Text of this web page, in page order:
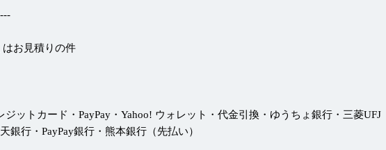
はお見積りの件
ジットカード・PayPay・Yahoo! ウォレット・代金引換・ゆうちょ銀行・三菱UFJ
銀行・PayPay銀行・熊本銀行（先払い）